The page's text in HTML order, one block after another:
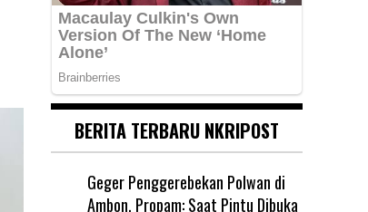
BERITA TERBARU NKRIPOST
Geger Penggerebekan Polwan di
Ambon, Propam: Saat Pintu Dibuka